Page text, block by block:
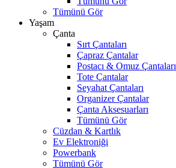
Tümünü Gör
Yaşam
Çanta
Sırt Çantaları
Çapraz Çantalar
Postacı & Omuz Çantaları
Tote Çantalar
Seyahat Çantaları
Organizer Çantalar
Çanta Aksesuarları
Tümünü Gör
Cüzdan & Kartlık
Ev Elektroniği
Powerbank
Tümünü Gör